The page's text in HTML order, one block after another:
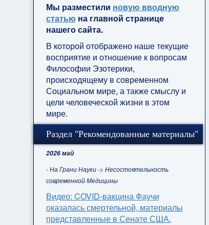
Мы разместили новую вводную
статью на главной странице
нашего сайта.
В которой отображено наше текущие
восприятие и отношение к вопросам
Философии Эзотерики,
происходящему в современном
Социальном мире, а также смыслу и
цели человеческой жизни в этом
мире.
Раздел "Рекомендованные материалы"
2026 май
- На Грани Науки -> Несостоятельность
современной Медицины
Видео: COVID-вакцина Фаучи
оказалась смертельной, материалы
представленные в Сенате США.